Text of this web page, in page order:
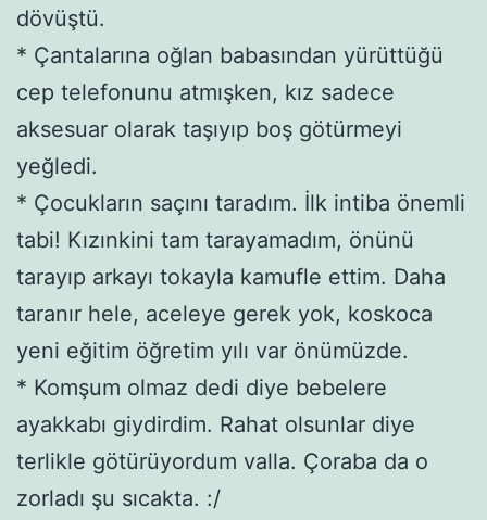
dövüştü.
* Çantalarına oğlan babasından yürüttüğü
cep telefonunu atmışken, kız sadece
aksesuar olarak taşıyıp boş götürmeyi
yeğledi.
* Çocukların saçını taradım. İlk intiba önemli
tabi! Kızınkini tam tarayamadım, önünü
tarayıp arkayı tokayla kamufle ettim. Daha
taranır hele, aceleye gerek yok, koskoca
yeni eğitim öğretim yılı var önümüzde.
* Komşum olmaz dedi diye bebelere
ayakkabı giydirdim. Rahat olsunlar diye
terlikle götürüyordum valla. Çoraba da o
zorladı şu sıcakta. :/